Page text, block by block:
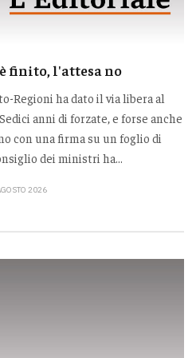
finito, l'attesa no
Regioni ha dato il via libera al
anni di forzate, e forse anche
con una firma su un foglio di
dei ministri ha...
2026